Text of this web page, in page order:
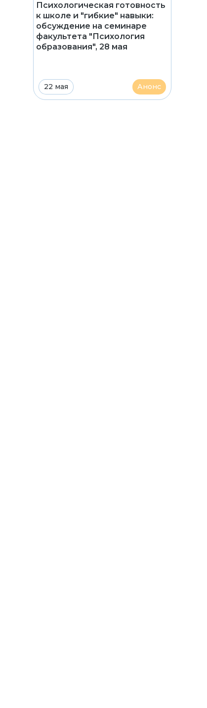
Психологическая готовность
к школе и "гибкие" навыки:
обсуждение на семинаре
факультета "Психология
образования", 28 мая
22 мая Анонс